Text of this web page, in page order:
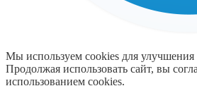
Мы используем cookies для улучшения
Продолжая использовать сайт, вы
использованием cookies.